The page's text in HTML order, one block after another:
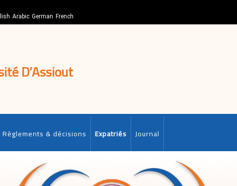
Arabic German French
D’Assiout
Règlements & décisions Expatriés Journal